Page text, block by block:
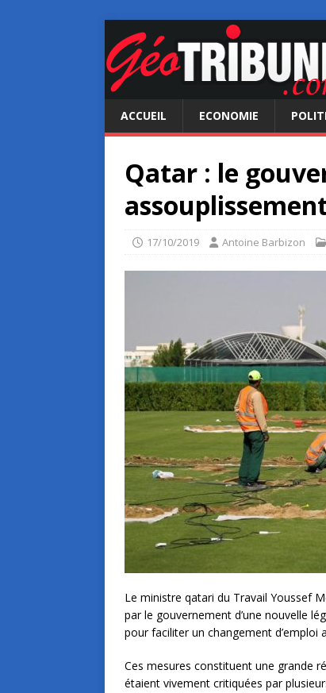
ACCUEIL ECONOMIE
Qatar : le
17/10/2019 Antoine Barbizon
Le ministre qatari du Travail Youssef
par le gouvernement d’une nouvelle
pour faciliter un changement d’emploi
Ces mesures constituent une grande
étaient vivement critiquées par